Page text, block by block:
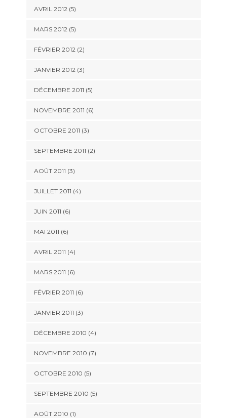
AVRIL 2012(5)
MARS 2012(5)
FÉVRIER 2012(2)
JANVIER 2012(3)
DÉCEMBRE 2011 (5)
NOVEMBRE 2011 (6)
OCTOBRE 2011 (3)
SEPTEMBRE 2011 (2)
AOÛT 2011 (3)
JUILLET 2011 (4)
JUIN 2011 (6)
MAI 2011 (6)
AVRIL 2011 (4)
MARS 2011 (6)
FÉVRIER 2011 (6)
JANVIER 2011 (3)
DÉCEMBRE 2010 (4)
NOVEMBRE 2010 (7)
OCTOBRE 2010 (5)
SEPTEMBRE 2010 (5)
AOÛT 2010 (1)